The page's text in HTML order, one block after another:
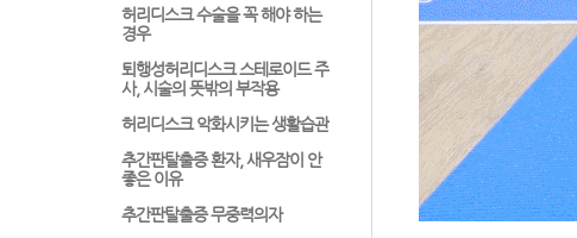
허리디스크 수술을 꼭 해야 하는
경우
퇴행성허리디스크 스테로이드 주
사, 시술의 뜻밖의 부작용
허리디스크 악화시키는 생활습관
추간판탈출증 환자, 새우잠이 안
좋은 이유
추간판탈출증 무중력의자